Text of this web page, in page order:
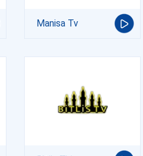
Manisa Tv